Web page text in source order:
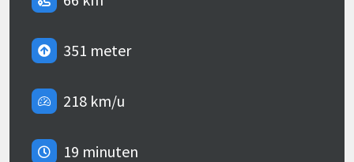
351 meter
218 km/u
19 minuten